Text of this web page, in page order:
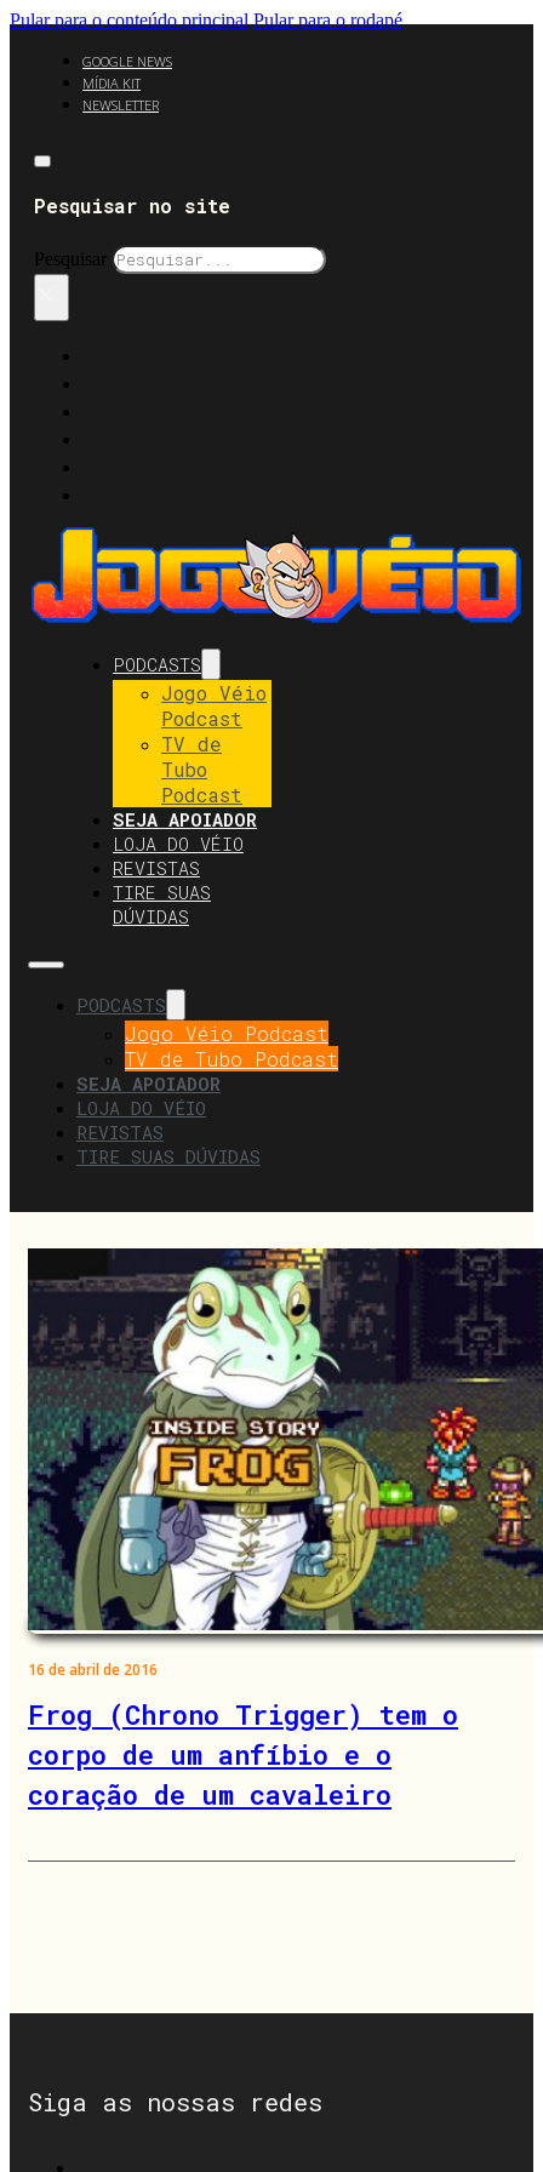
Pular para o conteúdo principal Pular para o rodapé
GOOGLE NEWS
MÍDIA KIT
NEWSLETTER
Pesquisar no site
Pesquisar
PODCASTS
Jogo Véio
Podcast
TV de
Tubo
Podcast
SEJA APOIADOR
LOJA DO VÉIO
REVISTAS
TIRE SUAS
DÚVIDAS
PODCASTS
Jogo Véio Podcast
TV de Tubo Podcast
SEJA APOIADOR
LOJA DO VÉIO
REVISTAS
TIRE SUAS DÚVIDAS
16 de abril de 2016
Frog (Chrono Trigger) tem o
corpo de um anfíbio e o
coração de um cavaleiro
Siga as nossas redes